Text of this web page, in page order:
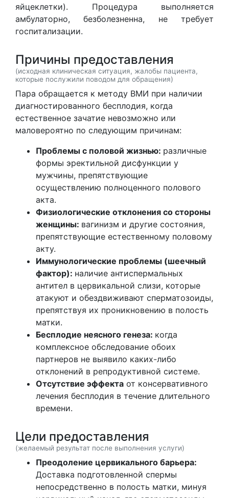
яйцеклетки). Процедура выполняется
амбулаторно, безболезненна, не требует
госпитализации.
Причины предоставления
(исходная клиническая ситуация, жалобы пациента,
которые послужили поводом для обращения)
Пара обращается к методу ВМИ при наличии
диагностированного бесплодия, когда
естественное зачатие невозможно или
маловероятно по следующим причинам:
Проблемы с половой жизнью: различные
формы эректильной дисфункции у
мужчины, препятствующие
осуществлению полноценного полового
акта.
Физиологические отклонения со стороны
женщины: вагинизм и другие состояния,
препятствующие естественному половому
акту.
Иммунологические проблемы (шеечный
фактор): наличие антиспермальных
антител в цервикальной слизи, которые
атакуют и обездвиживают сперматозоиды,
препятствуя их проникновению в полость
матки.
Бесплодие неясного генеза: когда
комплексное обследование обоих
партнеров не выявило каких-либо
отклонений в репродуктивной системе.
Отсутствие эффекта от консервативного
лечения бесплодия в течение длительного
времени.
Цели предоставления
(желаемый результат после выполнения услуги)
Преодоление цервикального барьера:
Доставка подготовленной спермы
непосредственно в полость матки, минуя